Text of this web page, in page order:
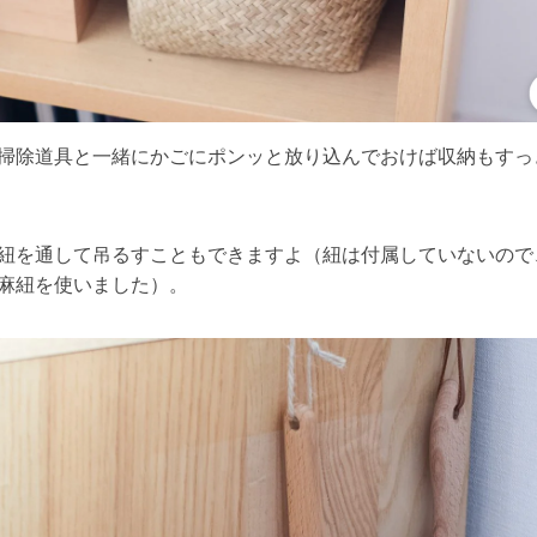
除道具と一緒にかごにポンッと放り込んでおけば収納もす
を通して吊るすこともできますよ（紐は付属していないの
紐を使いました）。